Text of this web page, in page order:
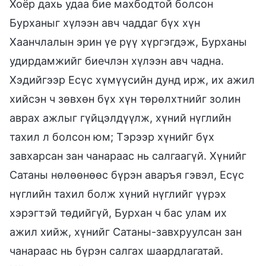
Хоёр дахь удаа бие махбодтой болсон
Бурханыг хүлээн авч чаддаг бүх хүн
Хаанчлалын эрин үе рүү хүргэгдэж, Бурханы
удирдамжийг биечлэн хүлээн авч чадна.
Хэдийгээр Есүс хүмүүсийн дунд ирж, их ажил
хийсэн ч зөвхөн бүх хүн төрөлхтнийг золин
аврах ажлыг гүйцэлдүүлж, хүний нүглийн
тахил л болсон юм; Тэрээр хүнийг бүх
завхарсан зан чанараас нь салгаагүй. Хүнийг
Сатаны нөлөөнөөс бүрэн аваръя гэвэл, Есүс
нүглийн тахил болж хүний нүглийг үүрэх
хэрэгтэй төдийгүй, Бурхан ч бас улам их
ажил хийж, хүнийг Сатаны-завхруулсан зан
чанараас нь бүрэн салгах шаардлагатай.